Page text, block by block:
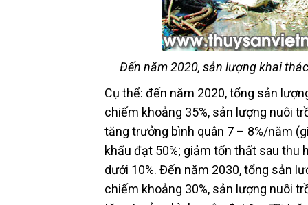
Đến năm 2020, sản lượng khai
Cụ thể: đến năm 2020, tổng sản
chiếm khoảng 35%, sản lượng nuôi
tăng trưởng bình quân 7 – 8%/năm
khẩu đạt 50%; giảm tổn thất sau thu
dưới 10%. Đến năm 2030, tổng sản
chiếm khoảng 30%, sản lượng nuôi